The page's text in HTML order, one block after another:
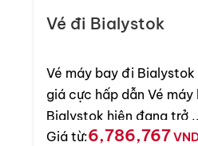
Vé đi Bialystok
Vé máy bay đi
giá cực hấp dẫn Vé máy bay đi
Bialystok hiện đang trở
Giá từ:6,786,767